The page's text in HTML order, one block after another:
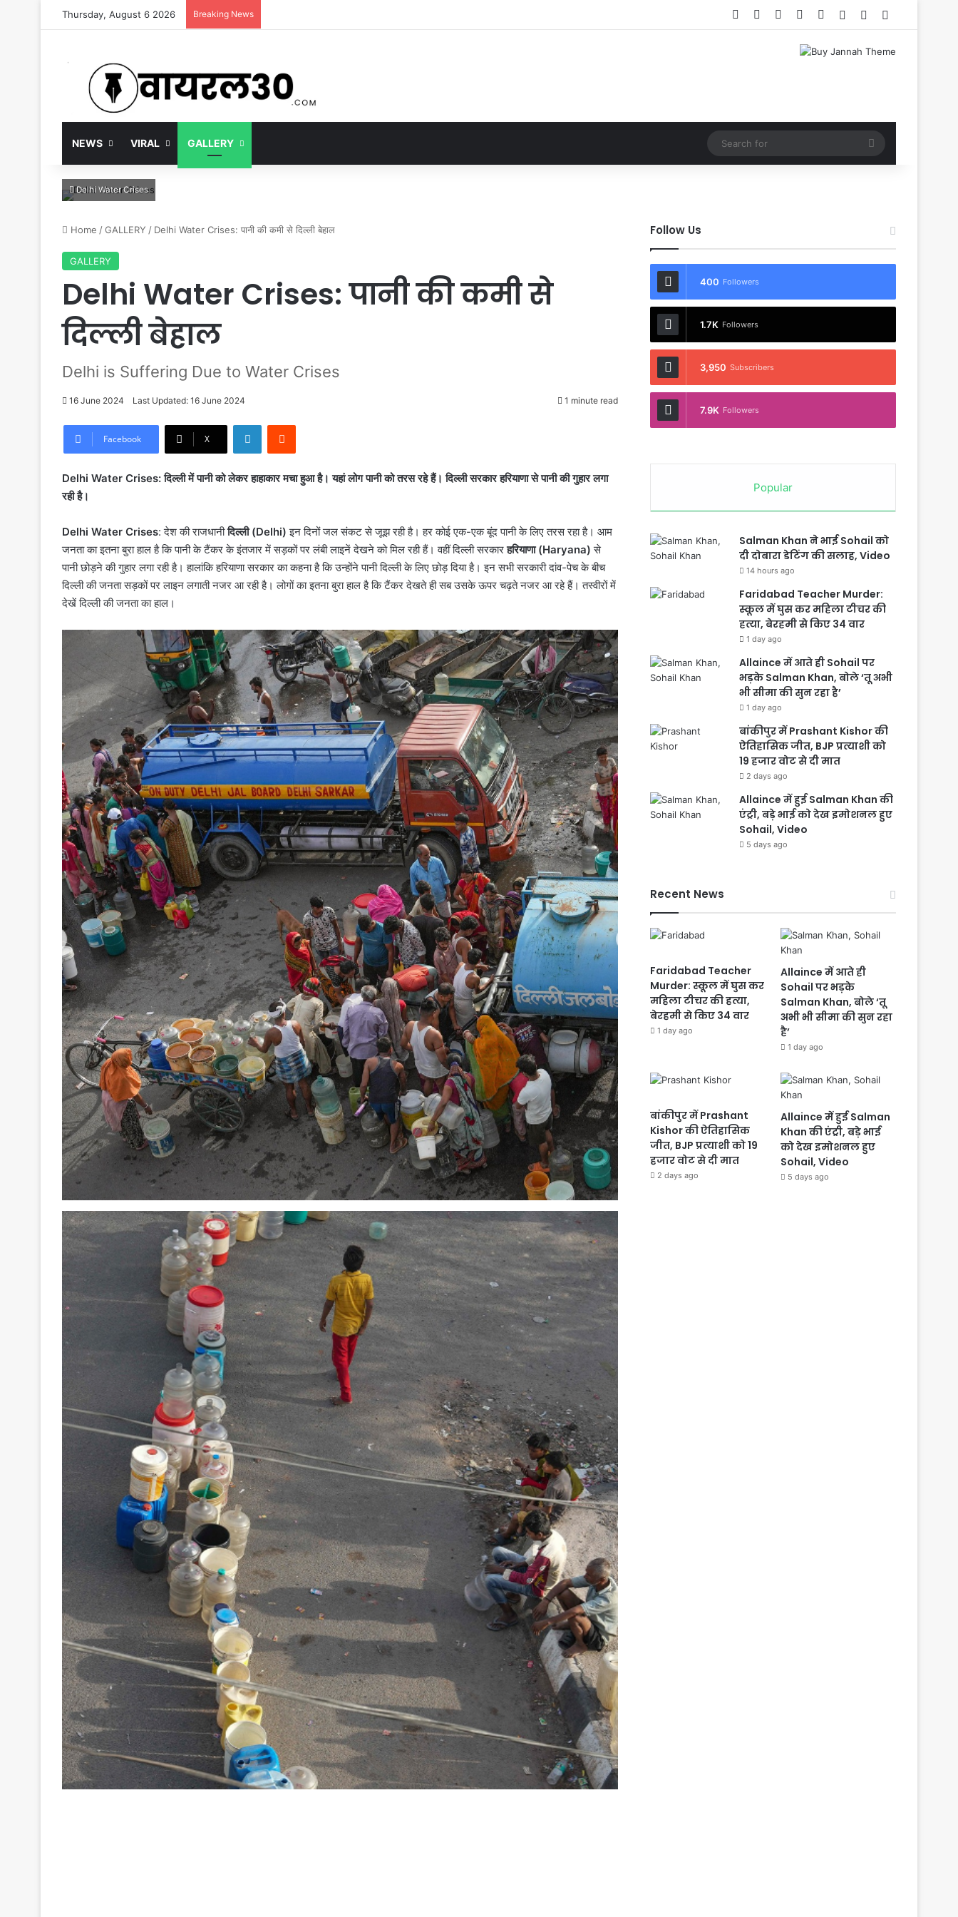
Thursday, August 6 2026 Breaking News Facebook YouTubeInstagram
RSS Log InRandom Article
NEWS VIRAL GALLERY
Search
for
Delhi Water Crises
Home /GALLERY / Delhi Water Crises: पानी की कमी से दिल्ली बेहाल
GALLERY
Delhi Water Crises: पानी की कमी से
दिल्ली बेहाल
Delhi is Suffering Due to Water Crises
16 June 2024 Last Updated: 16 June 2024 1 minute read
Facebook X
LinkedInReddit
Delhi Water Crises: दिल्ली में पानी को लेकर हाहाकार मचा हुआ है। यहां लोग पानी को तरस रहे हैं। दिल्ली सरकार हरियाणा से पानी की गुहार लगा
रही है।
Delhi Water Crises: देश की राजधानीदिल्ली (Delhi)इन दिनों जल संकट से जूझ रही है। हर कोई एक-एक बूंद पानी के लिए तरस रहा है। आम
जनता का इतना बुरा हाल है कि पानी के टैंकर के इंतजार में सड़कों पर लंबी लाइनें देखने को मिल रही हैं। वहीं दिल्ली सरकारहरियाणा (Haryana)से
पानी छोड़ने की गुहार लगा रही है। हालांकि हरियाणा सरकार का कहना है कि उन्होंने पानी दिल्ली के लिए छोड़ दिया है। इन सभी सरकारी दांव-पेच के बीच
दिल्ली की जनता सड़कों पर लाइन लगाती नजर आ रही है। लोगों का इतना बुरा हाल है कि टैंकर देखते ही सब उसके ऊपर चढ़ते नजर आ रहे हैं। तस्वीरों में
देखें दिल्ली की जनता का हाल।
Follow Us
400 Followers
1.7K Followers
3,950 Subscribers
7.9K Followers
Popular
Salman Khan ने भाई Sohail को
दी दोबारा डेटिंग की सलाह, Video
14 hours ago
Faridabad Teacher Murder:
स्कूल में घुस कर महिला टीचर की
हत्या, बेरहमी से किए 34 वार
1 day ago
Allaince में आते ही Sohail पर
भड़के Salman Khan, बोले ‘तू अभी
भी सीमा की सुन रहा है’
1 day ago
बांकीपुर में Prashant Kishor की
ऐतिहासिक जीत, BJP प्रत्याशी को
19 हजार वोट से दी मात
2 days ago
Allaince में हुई Salman Khan की
एंट्री, बड़े भाई को देख इमोशनल हुए
Sohail, Video
5 days ago
Recent News
Faridabad Teacher
Murder: स्कूल में घुस कर
महिला टीचर की हत्या,
बेरहमी से किए 34 वार
1 day ago
Allaince में आते ही
Sohail पर भड़के
Salman Khan, बोले ‘तू
अभी भी सीमा की सुन रहा
है’
1 day ago
बांकीपुर में Prashant
Kishor की ऐतिहासिक
जीत, BJP प्रत्याशी को 19
हजार वोट से दी मात
2 days ago
Allaince में हुई Salman
Khan की एंट्री, बड़े भाई
को देख इमोशनल हुए
Sohail, Video
5 days ago